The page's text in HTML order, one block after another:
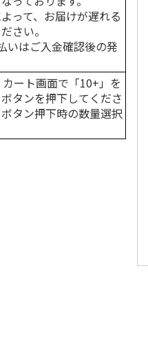
円
別・税込)
120円
(送料別・税込)
って、お届けが遅れる
さい。
いはご入金確認後の発
ート画面で「10+」を
タンを押下してくださ
タン押下時の数量選択